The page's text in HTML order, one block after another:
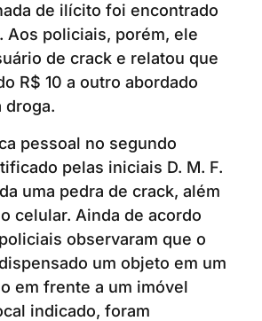
de ilícito foi encontrado
Aos policiais, porém, ele
de crack e relatou que
R$ 10 a outro abordado
droga.
pessoal no segundo
pelas iniciais D. M. F.
uma pedra de crack, além
celular. Ainda de acordo
observaram que o
um objeto em um
em frente a um imóvel
indicado, foram